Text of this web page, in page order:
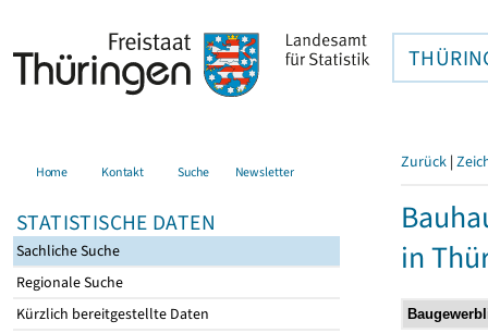
Home Kontakt Suche Newsletter
STATISTISCHE DATEN
Sachliche Suche
Regionale Suche
Kürzlich bereitgestellte Daten
Zurück |
in